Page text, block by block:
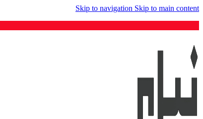
Skip to navigation Skip to main content